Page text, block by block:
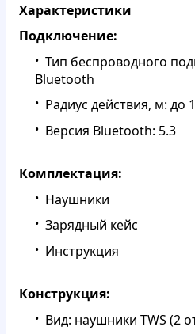
Характеристики
Подключение:
Тип беспроводного
Bluetooth
Радиус действия, м: до
Версия Bluetooth: 5.3
Комплектация:
Наушники
Зарядный кейс
Инструкция
Конструкция:
Вид: наушники TWS (2